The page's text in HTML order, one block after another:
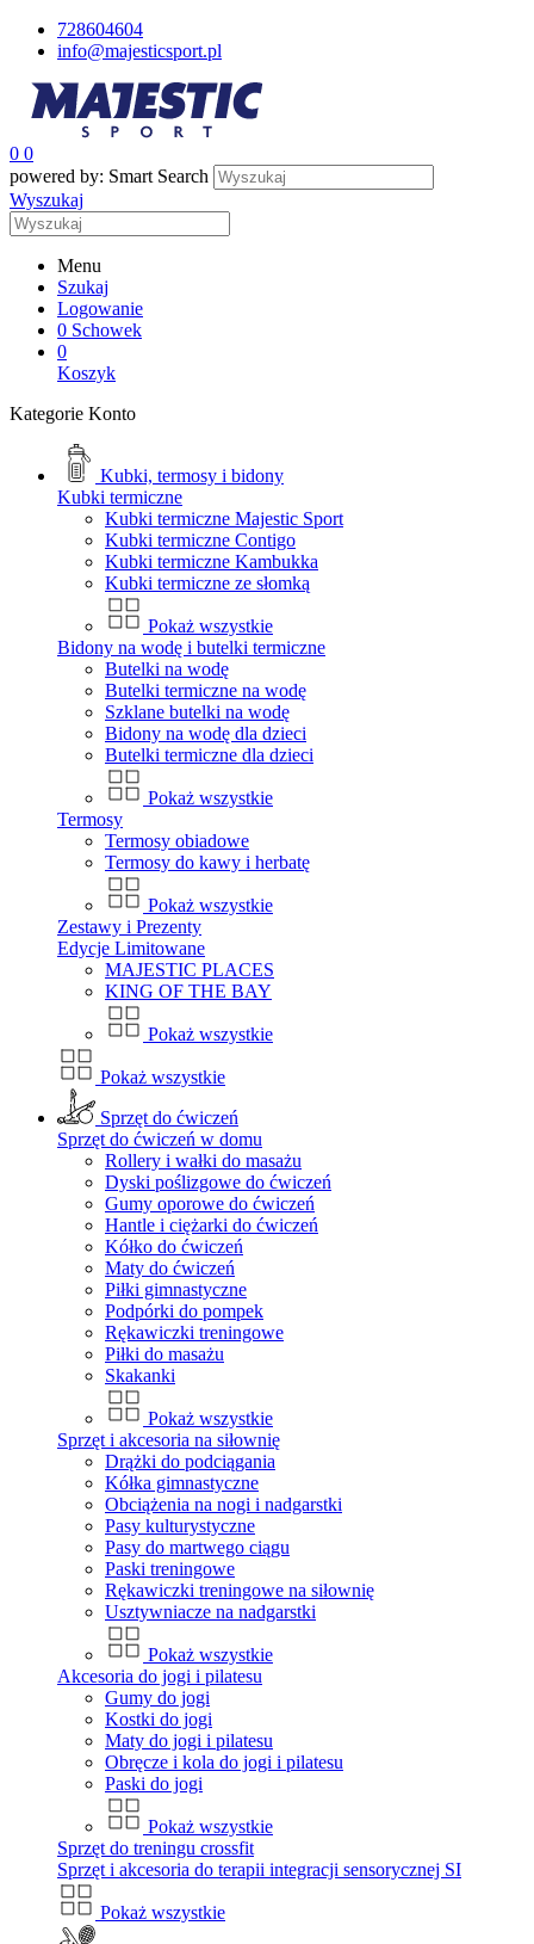
728604604
info@majesticsport.pl
0 0
powered by: Smart Search
Wyszukaj
Menu
Szukaj
Logowanie
0 Schowek
0
Koszyk
Kategorie Konto
Kubki, termosy i bidony
Kubki termiczne
Kubki termiczne Majestic Sport
Kubki termiczne Contigo
Kubki termiczne Kambukka
Kubki termiczne ze słomką
Pokaż wszystkie
Bidony na wodę i butelki termiczne
Butelki na wodę
Butelki termiczne na wodę
Szklane butelki na wodę
Bidony na wodę dla dzieci
Butelki termiczne dla dzieci
Pokaż wszystkie
Termosy
Termosy obiadowe
Termosy do kawy i herbatę
Pokaż wszystkie
Zestawy i Prezenty
Edycje Limitowane
MAJESTIC PLACES
KING OF THE BAY
Pokaż wszystkie
Pokaż wszystkie
Sprzęt do ćwiczeń
Sprzęt do ćwiczeń w domu
Rollery i wałki do masażu
Dyski poślizgowe do ćwiczeń
Gumy oporowe do ćwiczeń
Hantle i ciężarki do ćwiczeń
Kółko do ćwiczeń
Maty do ćwiczeń
Piłki gimnastyczne
Podpórki do pompek
Rękawiczki treningowe
Piłki do masażu
Skakanki
Pokaż wszystkie
Sprzęt i akcesoria na siłownię
Drążki do podciągania
Kółka gimnastyczne
Obciążenia na nogi i nadgarstki
Pasy kulturystyczne
Pasy do martwego ciągu
Paski treningowe
Rękawiczki treningowe na siłownię
Usztywniacze na nadgarstki
Pokaż wszystkie
Akcesoria do jogi i pilatesu
Gumy do jogi
Kostki do jogi
Maty do jogi i pilatesu
Obręcze i kola do jogi i pilatesu
Paski do jogi
Pokaż wszystkie
Sprzęt do treningu crossfit
Sprzęt i akcesoria do terapii integracji sensorycznej SI
Pokaż wszystkie